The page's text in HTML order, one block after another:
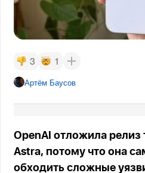
3 1
Артём Баусов
OpenAI отложила
Astra, потому что она
обходить сложные